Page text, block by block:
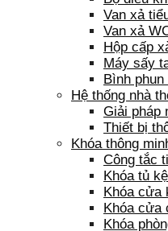
Van xả
Van xả
Hộp cấp
Máy sấy
Bình
Hệ thống nhà
Giải pháp
Thiết bị
Khóa thông
Công tắc
Khóa tủ
Khóa cửa
Khóa cửa
Khóa